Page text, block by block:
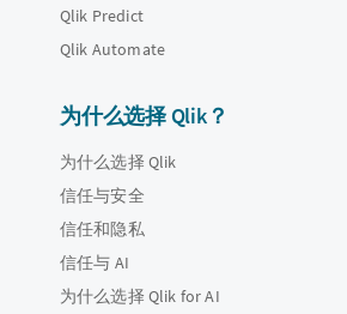
Qlik Predict
Qlik Automate
为什么选择 Qlik？
为什么选择 Qlik
信任与安全
信任和隐私
信任与 AI
为什么选择 Qlik for AI